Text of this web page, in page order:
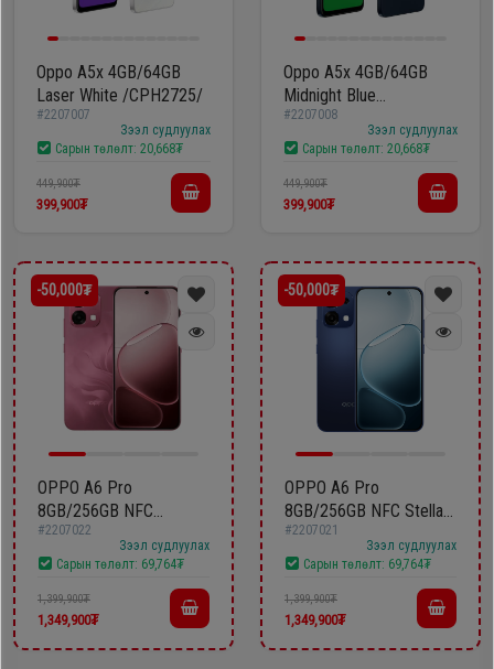
тогоо
Гэр
ахуйн
цахилгаан
бараа
Угаалгын
машин
Зөөврийн
компьютер
Хөргөгч,
Гэр ахуйн
цахилгаан
бараа
Угаалгын
машин
Зөөврийн
компьютер
Хөргөгч,
Хөлдөөгч
Плитк,
Шарах
шүүгээ
Эйр
Oppo A5x 4GB/64GB
Laser White /CPH2725/
#2207007
Зээл судлуулах
Сарын төлөлт: 20,668₮
449,900₮
399,900₮
Oppo A5x 4GB/64GB
Midnight Blue
/CPH2725/
#2207008
Зээл судлуулах
Сарын төлөлт: 20,668₮
449,900₮
399,900₮
-50,000₮
OPPO A6 Pro
8GB/256GB NFC
Rosewood Red
CPH2799
#2207022
Зээл судлуулах
Сарын төлөлт: 69,764₮
1,399,900₮
1,349,900₮
-50,000₮
OPPO A6 Pro
8GB/256GB NFC Stellar
Blue CPH2799
#2207021
Зээл судлуулах
Сарын төлөлт: 69,764₮
1,399,900₮
1,349,900₮